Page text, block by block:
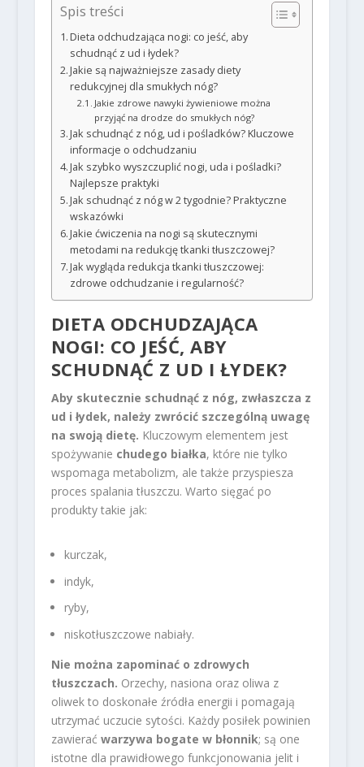
Spis treści
Dieta odchudzająca nogi: co jeść, aby
schudnąć z ud i łydek?
Jakie są najważniejsze zasady diety
redukcyjnej dla smukłych nóg?
Jakie zdrowe nawyki żywieniowe można
przyjąć na drodze do smukłych nóg?
Jak schudnąć z nóg, ud i pośladków? Kluczowe
informacje o odchudzaniu
Jak szybko wyszczuplić nogi, uda i pośladki?
Najlepsze praktyki
Jak schudnąć z nóg w 2 tygodnie? Praktyczne
wskazówki
Jakie ćwiczenia na nogi są skutecznymi
metodami na redukcję tkanki tłuszczowej?
Jak wygląda redukcja tkanki tłuszczowej:
zdrowe odchudzanie i regularność?
DIETA ODCHUDZAJĄCA
NOGI: CO JEŚĆ, ABY
SCHUDNĄĆ Z UD I ŁYDEK?
Aby skutecznie schudnąć z nóg, zwłaszcza z
ud i łydek, należy zwrócić szczególną uwagę
na swoją dietę. Kluczowym elementem jest
spożywanie chudego białka, które nie tylko
wspomaga metabolizm, ale także przyspiesza
proces spalania tłuszczu. Warto sięgać po
produkty takie jak:
kurczak,
indyk,
ryby,
niskotłuszczowe nabiały.
Nie można zapominać o zdrowych
tłuszczach. Orzechy, nasiona oraz oliwa z
oliwek to doskonałe źródła energii i pomagają
utrzymać uczucie sytości. Każdy posiłek powinien
zawierać warzywa bogate w błonnik; są one
istotne dla prawidłowego funkcjonowania jelit i